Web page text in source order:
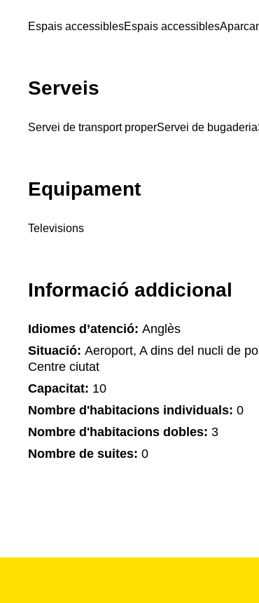
Espais accessiblesEspais accessibles
Serveis
Servei de transport properServei de bugaderia
Equipament
Televisions
Informació addicional
Idiomes d’atenció: Anglès
Situació: Aeroport, A dins del nucli de
Centre ciutat
Capacitat: 10
Nombre d'habitacions individuals: 0
Nombre d'habitacions dobles: 3
Nombre de suites: 0